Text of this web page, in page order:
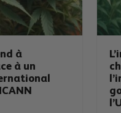
à
à un